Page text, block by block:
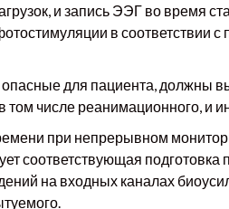
и запись ЭЭГ во время
в соответствии
опасные для пациента, должны
числе реанимационного, и
при непрерывном
соответствующая
на входных каналах